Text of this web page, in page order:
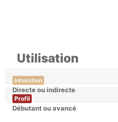
Utilisation
Inhalation
Directe ou indirecte
Profil
Débutant ou avancé